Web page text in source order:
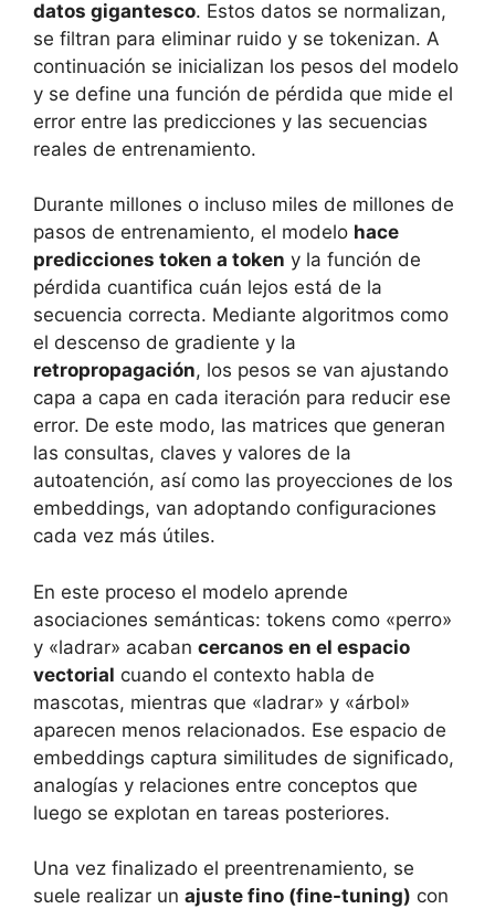
datos gigantesco. Estos datos se normalizan,
se filtran para eliminar ruido y se tokenizan. A
continuación se inicializan los pesos del modelo
y se define una función de pérdida que mide el
error entre las predicciones y las secuencias
reales de entrenamiento.
Durante millones o incluso miles de millones de
pasos de entrenamiento, el modelo hace
predicciones token a token y la función de
pérdida cuantifica cuán lejos está de la
secuencia correcta. Mediante algoritmos como
el descenso de gradiente y la
retropropagación, los pesos se van ajustando
capa a capa en cada iteración para reducir ese
error. De este modo, las matrices que generan
las consultas, claves y valores de la
autoatención, así como las proyecciones de los
embeddings, van adoptando configuraciones
cada vez más útiles.
En este proceso el modelo aprende
asociaciones semánticas: tokens como «perro»
y «ladrar» acaban cercanos en el espacio
vectorial cuando el contexto habla de
mascotas, mientras que «ladrar» y «árbol»
aparecen menos relacionados. Ese espacio de
embeddings captura similitudes de significado,
analogías y relaciones entre conceptos que
luego se explotan en tareas posteriores.
Una vez finalizado el preentrenamiento, se
suele realizar un ajuste fino (fine-tuning) con